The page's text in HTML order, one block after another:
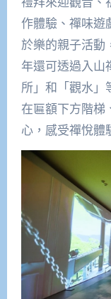
作體驗、禪味遊
於樂的親子活動
年還可透過入山
所」和「觀水」
在匾額下方階梯
心，感受禪悅體